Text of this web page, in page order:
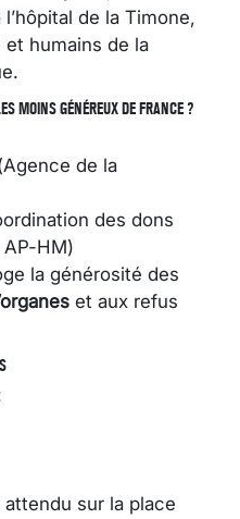
de la Timone,
humains de la
MOINS GÉNÉREUX DE FRANCE ?
de la
des dons
AP-HM)
la générosité des
et aux refus
sur la place